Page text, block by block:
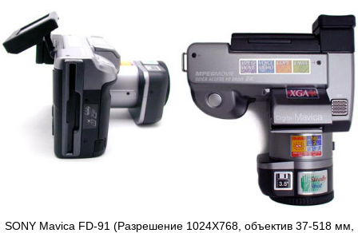
SONY Mavica FD-91 (Разрешение 1024X768, объектив 37-518 мм,